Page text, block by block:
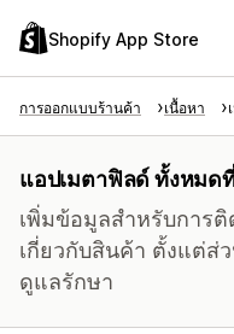
Shopify App Store
การออกแบบร้านค้า เนื้อหา
แอปเมตาฟิลด์ ทั้งหมด
เพิ่มข้อมูลสำหรับการ
เกี่ยวกับสินค้า ตั้งแต่ส่
ดูแลรักษา